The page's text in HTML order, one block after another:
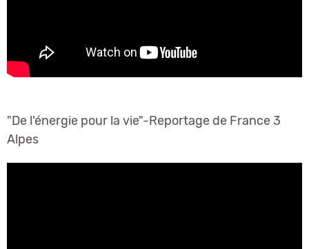
"De l'énergie pour la vie"-Reportage de France 3
Alpes